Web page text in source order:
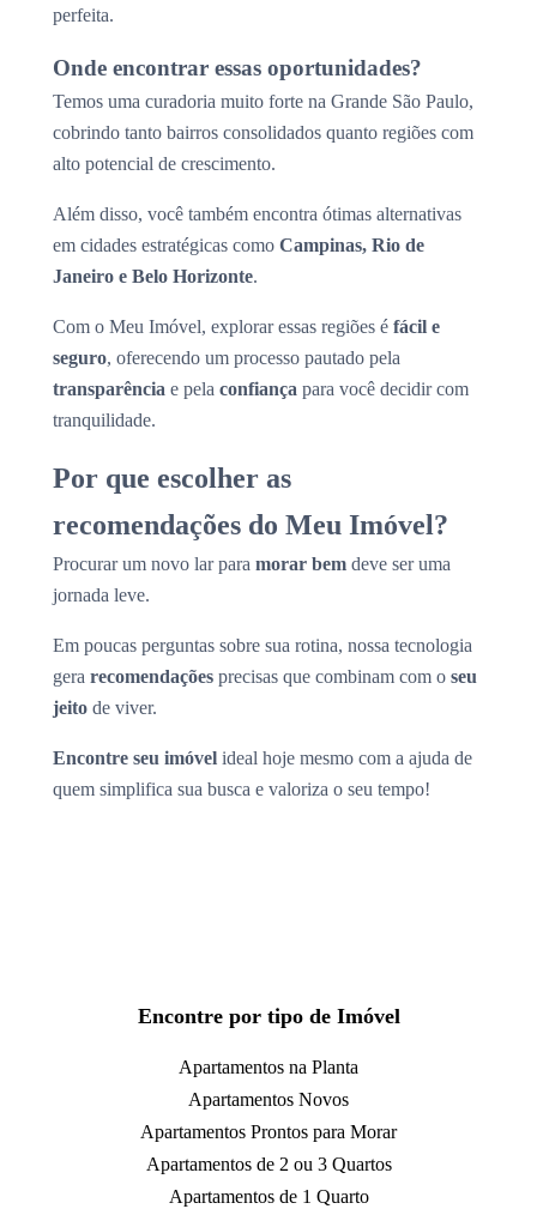
perfeita.
Onde encontrar essas oportunidades?
Temos uma curadoria muito forte na Grande São Paulo,
cobrindo tanto bairros consolidados quanto regiões com
alto potencial de crescimento.
Além disso, você também encontra ótimas alternativas
em cidades estratégicas como Campinas, Rio de
Janeiro e Belo Horizonte.
Com o Meu Imóvel, explorar essas regiões é fácil e
seguro, oferecendo um processo pautado pela
transparência e pela confiança para você decidir com
tranquilidade.
Por que escolher as
recomendações do Meu Imóvel?
Procurar um novo lar para morar bem deve ser uma
jornada leve.
Em poucas perguntas sobre sua rotina, nossa tecnologia
gera recomendações precisas que combinam com o seu
jeito de viver.
Encontre seu imóvel ideal hoje mesmo com a ajuda de
quem simplifica sua busca e valoriza o seu tempo!
Encontre por tipo de Imóvel
Apartamentos na Planta
Apartamentos Novos
Apartamentos Prontos para Morar
Apartamentos de 2 ou 3 Quartos
Apartamentos de 1 Quarto